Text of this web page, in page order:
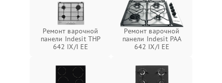
Ремонт варочной
панели Indesit THP
642 IX/I EE
Ремонт варочной
панели Indesit PAA
642 IX/I EE